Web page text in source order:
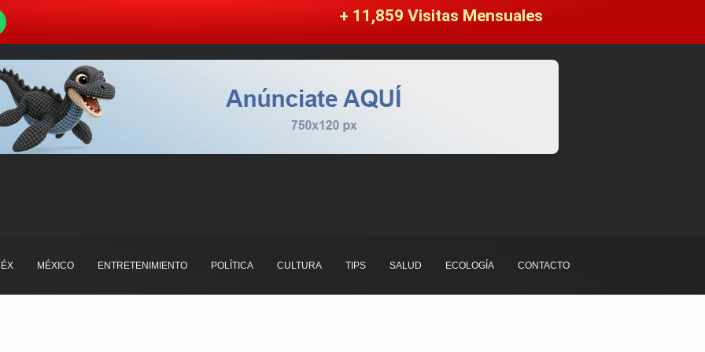
+ 11,859 Visitas Mensuales
MÉXICO ENTRETENIMIENTO POLÍTICA CULTURA TIPS SALUD ECOLOGÍA CONTACTO